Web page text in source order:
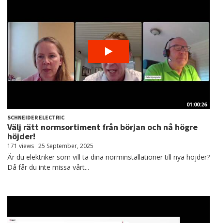
01:00:26
SCHNEIDER ELECTRIC
Välj rätt normsortiment från början och nå högre
höjder!
171 views 25 September, 2025
Är du elektriker som vill ta dina norminstallationer till nya höjder?
Då får du inte missa vårt...